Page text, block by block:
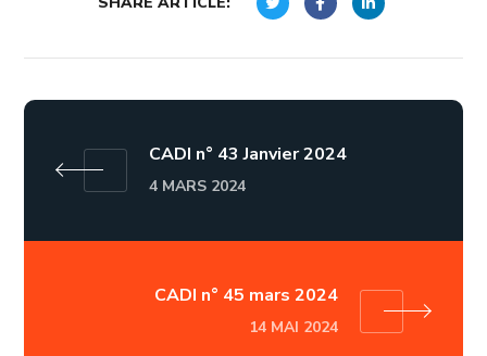
CADI n° 43 Janvier 2024
4 MARS 2024
CADI n° 45 mars 2024
14 MAI 2024